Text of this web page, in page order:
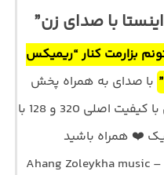
با صدای زن”
بزارمت کنار “ریمیکس
با صدای به همراه پخش
آنلاین ترانه و متن کامل موسیقی با کیفیت اصلی 320 و 128 با
Ahang Zoleykha music